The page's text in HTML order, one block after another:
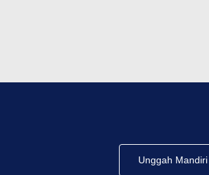
Unggah Mandiri